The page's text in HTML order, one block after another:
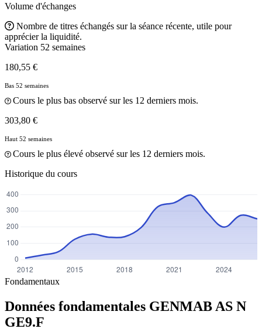
Volume d'échanges
Nombre de titres échangés sur la séance récente, utile pour
apprécier la liquidité.
Variation 52 semaines
180,55 €
Bas 52 semaines
Cours le plus bas observé sur les 12 derniers mois.
303,80 €
Haut 52 semaines
Cours le plus élevé observé sur les 12 derniers mois.
Historique du cours
Fondamentaux
Données fondamentales GENMAB AS N
GE9.F